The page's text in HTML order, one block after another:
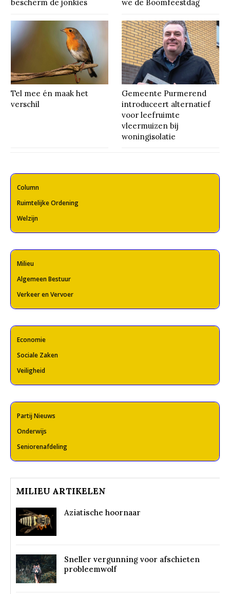
bescherm de jonkies we de Boomfeestdag
Tel mee én maak het
verschil
Gemeente Purmerend
introduceert alternatief
voor leefruimte
vleermuizen bij
woningisolatie
Column
Ruimtelijke Ordening
Welzijn
Milieu
Algemeen Bestuur
Verkeer en Vervoer
Economie
Sociale Zaken
Veiligheid
Partij Nieuws
Onderwijs
Seniorenafdeling
MILIEU ARTIKELEN
Aziatische hoornaar
Sneller vergunning voor afschieten
probleemwolf